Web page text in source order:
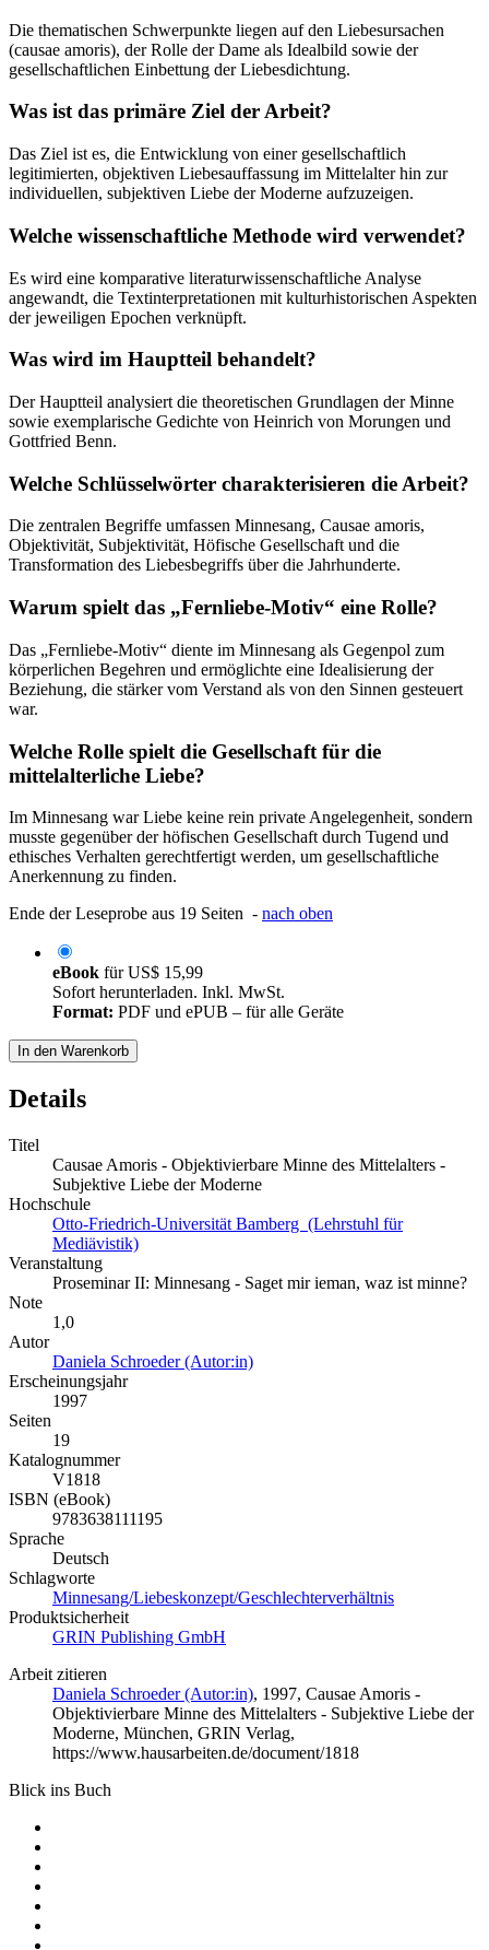
Die thematischen Schwerpunkte liegen auf den Liebesursachen
(causae amoris), der Rolle der Dame als Idealbild sowie der
gesellschaftlichen Einbettung der Liebesdichtung.
Was ist das primäre Ziel der Arbeit?
Das Ziel ist es, die Entwicklung von einer gesellschaftlich
legitimierten, objektiven Liebesauffassung im Mittelalter hin zur
individuellen, subjektiven Liebe der Moderne aufzuzeigen.
Welche wissenschaftliche Methode wird verwendet?
Es wird eine komparative literaturwissenschaftliche Analyse
angewandt, die Textinterpretationen mit kulturhistorischen Aspekten
der jeweiligen Epochen verknüpft.
Was wird im Hauptteil behandelt?
Der Hauptteil analysiert die theoretischen Grundlagen der Minne
sowie exemplarische Gedichte von Heinrich von Morungen und
Gottfried Benn.
Welche Schlüsselwörter charakterisieren die Arbeit?
Die zentralen Begriffe umfassen Minnesang, Causae amoris,
Objektivität, Subjektivität, Höfische Gesellschaft und die
Transformation des Liebesbegriffs über die Jahrhunderte.
Warum spielt das „Fernliebe-Motiv“ eine Rolle?
Das „Fernliebe-Motiv“ diente im Minnesang als Gegenpol zum
körperlichen Begehren und ermöglichte eine Idealisierung der
Beziehung, die stärker vom Verstand als von den Sinnen gesteuert
war.
Welche Rolle spielt die Gesellschaft für die
mittelalterliche Liebe?
Im Minnesang war Liebe keine rein private Angelegenheit, sondern
musste gegenüber der höfischen Gesellschaft durch Tugend und
ethisches Verhalten gerechtfertigt werden, um gesellschaftliche
Anerkennung zu finden.
Ende der Leseprobe aus 19 Seiten - nach oben
eBook fürUS$ 15,99
Sofort herunterladen. Inkl. MwSt.
Format: PDF und ePUB – für alle Geräte
In den Warenkorb
Details
Titel
Causae Amoris - Objektivierbare Minne des Mittelalters -
Subjektive Liebe der Moderne
Hochschule
Otto-Friedrich-Universität Bamberg (Lehrstuhl für
Mediävistik)
Veranstaltung
Proseminar II: Minnesang - Saget mir ieman, waz ist minne?
Note
1,0
Autor
Daniela Schroeder (Autor:in)
Erscheinungsjahr
1997
Seiten
19
Katalognummer
V1818
ISBN (eBook)
9783638111195
Sprache
Deutsch
Schlagworte
Minnesang/Liebeskonzept/Geschlechterverhältnis
Produktsicherheit
GRIN Publishing GmbH
Arbeit zitieren
Daniela Schroeder (Autor:in), 1997, Causae Amoris -
Objektivierbare Minne des Mittelalters - Subjektive Liebe der
Moderne, München, GRIN Verlag,
https://www.hausarbeiten.de/document/1818
Blick ins Buch